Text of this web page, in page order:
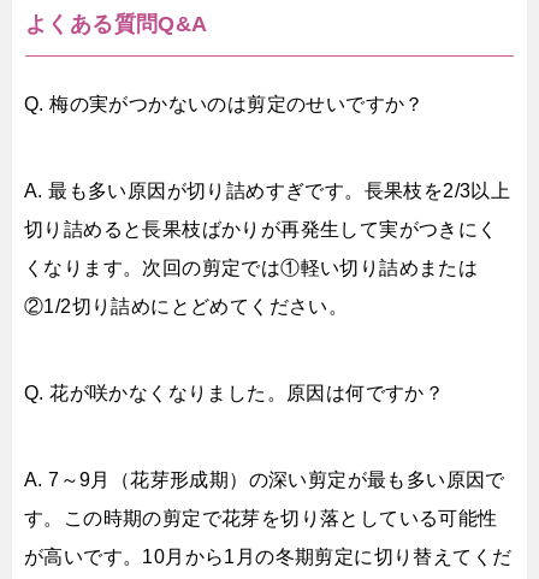
よくある質問Q&A
Q. 梅の実がつかないのは剪定のせいですか？
A. 最も多い原因が切り詰めすぎです。長果枝を2/3以上
切り詰めると長果枝ばかりが再発生して実がつきにく
くなります。次回の剪定では①軽い切り詰めまたは
②1/2切り詰めにとどめてください。
Q. 花が咲かなくなりました。原因は何ですか？
A. 7～9月（花芽形成期）の深い剪定が最も多い原因で
す。この時期の剪定で花芽を切り落としている可能性
が高いです。10月から1月の冬期剪定に切り替えてくだ